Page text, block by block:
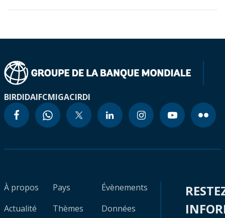
BIRDIDAIFCMIGACIRDI
À propos
Actualité
Pays
Thèmes
Évènements
Données